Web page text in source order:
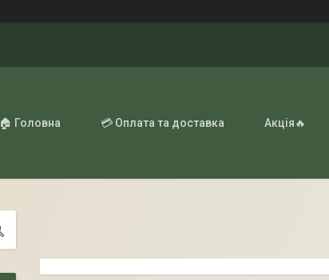
🏠 Головна 💳 Оплата та доставка Акція🔥